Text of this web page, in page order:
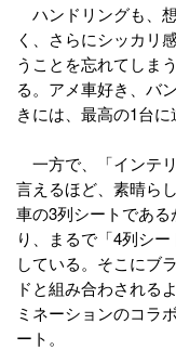
ハンドリングも、
く、さらにシッカリ
うことを忘れてしま
る。アメ車好き、バ
きには、最高の1台に
一方で、「インテ
言えるほど、素晴ら
車の3列シートであ
り、まるで「4列シ
している。そこにブ
ドと組み合わされる
ミネーションのコラ
ート。